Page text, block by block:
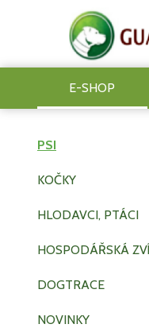
E-SHOP
PSI
KOČKY
HLODAVCI, PTÁCI
HOSPODÁŘSKÁ
DOGTRACE
NOVINKY